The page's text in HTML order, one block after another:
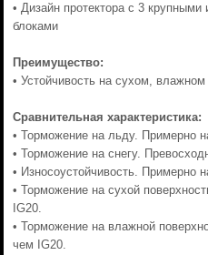
• Дизайн протектора с 3
блоками
Преимущество:
• Устойчивость на сухом,
Сравнительная характеристика:
• Торможение на льду. Примерно
• Торможение на снегу.
• Износоустойчивость. Примерно
• Торможение на сухой
IG20.
• Торможение на влажной
чем IG20.